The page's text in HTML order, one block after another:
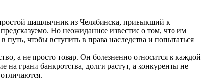
шашлычник из Челябинска, привыкший к
Но неожиданное известие о том, что им
чтобы вступить в права наследства и попытаться
а не просто товар. Он болезненно относится к каждой
грани банкротства, долги растут, а конкуренты не